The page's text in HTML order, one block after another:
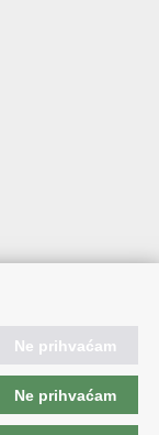
Ne prihvaćam
Ne prihvaćam